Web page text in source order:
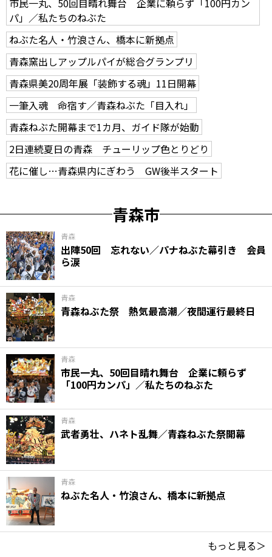
パ」／私たちのねぶた
ねぶた名人・竹浪さん、橋本に新拠点
青森窯出しアップルパイが総合グランプリ
青森県美20周年展「装飾する魂」11日開幕
一筆入魂 命宿す／青森ねぶた「目入れ」
青森ねぶた開幕まで1カ月、ガイド隊が始動
2日連続夏日の青森 チューリップ色とりどり
花に催し…青森県内にぎわう GW後半スタート
青森市
青森
出陣50回 忘れない／パナねぶた幕引き 会員
ら涙
青森
青森ねぶた祭 熱気最高潮／夜間運行最終日
青森
市民一丸、50回目晴れ舞台 企業に頼らず
「100円カンパ」／私たちのねぶた
青森
武者勇壮、ハネト乱舞／青森ねぶた祭開幕
青森
ねぶた名人・竹浪さん、橋本に新拠点
もっと見る＞